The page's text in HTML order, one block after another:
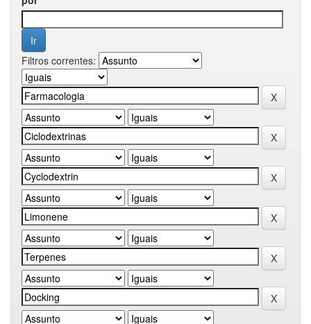
Filtros correntes: